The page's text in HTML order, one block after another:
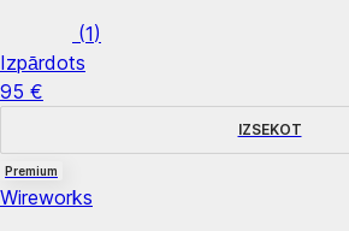
(1)
Izpārdots
95 €
IZSEKOT
Premium
Wireworks